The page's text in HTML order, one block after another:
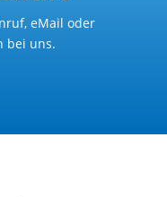
eMail oder
bei uns.